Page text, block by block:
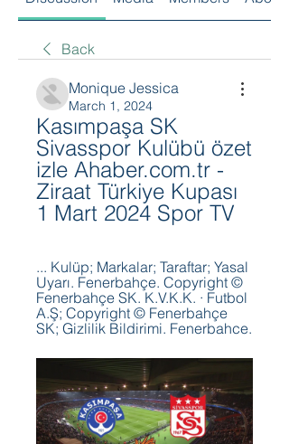
Back
Monique Jessica
March 1, 2024
Kasımpaşa SK
Sivasspor Kulübü özet
izle Ahaber.com.tr -
Ziraat Türkiye Kupası
1 Mart 2024 Spor TV
... Kulüp; Markalar; Taraftar; Yasal
Uyarı. Fenerbahçe. Copyright ©
Fenerbahçe SK. K.V.K.K. · Futbol
A.Ş; Copyright © Fenerbahçe
SK; Gizlilik Bildirimi. Fenerbahce.